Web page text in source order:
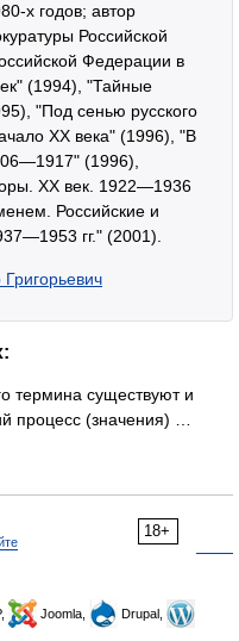
х годов; автор
Российской
Федерации в
(1994), "Тайные
"Под сенью русского
XX века" (1996), "В
(1996),
XX век. 1922—1936
Российские и
гг." (2001).
термина существуют и
процесс (значения) …
18+
Joomla,
Drupal,